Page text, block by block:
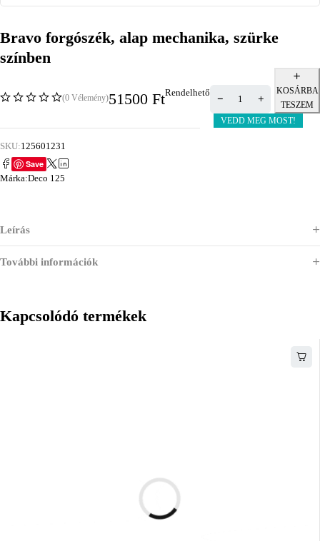
Bravo forgószék, alap mechanika, szürke
színben
(0 Vélemény)51500 FtRendelhető
KOSÁRBA
TESZEM
VEDD MEG MOST!
SKU:125601231
Save
Márka:Deco 125
Leírás
További információk
Kapcsolódó termékek